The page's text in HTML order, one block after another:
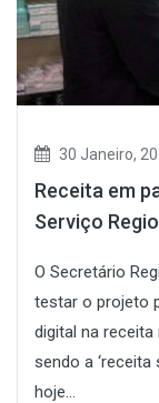
30 Janeiro,
Receita em
Serviço
O Secretário
testar o projeto
digital na
sendo a ‘receita
hoje...